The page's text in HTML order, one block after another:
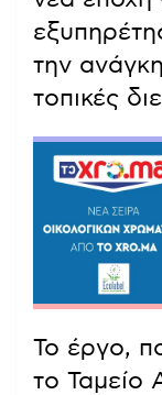
την
τοπικές
Το έργο,
το Ταμείο